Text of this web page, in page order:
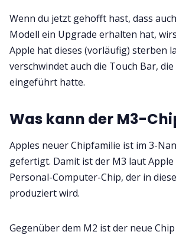
Wenn du jetzt gehofft hast, dass
Modell ein Upgrade erhalten hat,
Apple hat dieses (vorläufig) sterben
verschwindet auch die Touch Bar, die
eingeführt hatte.
Was kann der M3-
Apples neuer Chipfamilie ist im 3-
gefertigt. Damit ist der M3 laut
Personal-Computer-Chip, der in
produziert wird.
Gegenüber dem M2 ist der neue